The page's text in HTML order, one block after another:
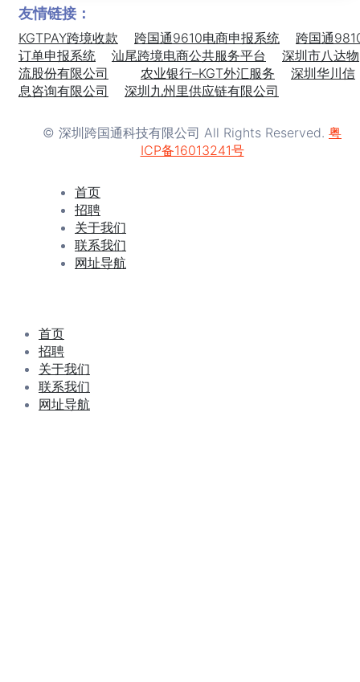
友情链接：
KGTPAY跨境收款 跨国通9610电商申报系统
跨国通
订单申报系统
汕尾跨境电商公共服务平台
深圳市八达物
流股份有限公司
农业银行–KGT外汇服务
深圳华川信
息咨询有限公司
深圳九州里供应链有限公司
© 深圳跨国通科技有限公司 All Rights Reserved. 粤
ICP备16013241号
首页
招聘
关于我们
联系我们
网址导航
首页
招聘
关于我们
联系我们
网址导航